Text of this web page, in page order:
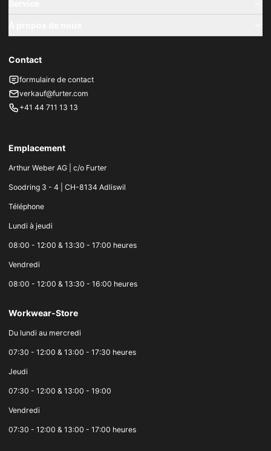
Contact
formulaire de contact
verkauf@furter.com
+41 44 711 13 13
Emplacement
Arthur Weber AG | c/o Furter
Soodring 3 - 4 | CH-8134 Adliswil
Téléphone
Lundi à jeudi
08:00 - 12:00 & 13:30 - 17:00 heures
Vendredi
08:00 - 12:00 & 13:30 - 16:00 heures
Workwear-Store
Du lundi au mercredi
07:30 - 12:00 & 13:00 - 17:30 heures
Jeudi
07:30 - 12:00 & 13:00 - 19:00
Vendredi
07:30 - 12:00 & 13:00 - 17:00 heures